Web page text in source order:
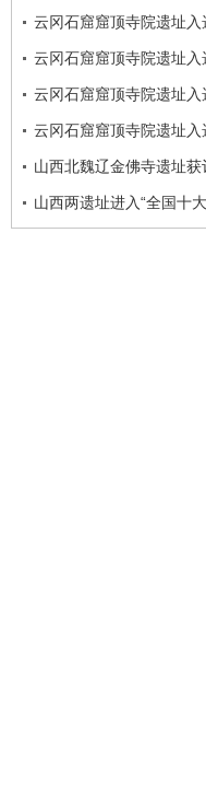
云冈石窟窟顶寺院遗址入
云冈石窟窟顶寺院遗址入
云冈石窟窟顶寺院遗址入
云冈石窟窟顶寺院遗址入
山西北魏辽金佛寺遗址
山西两遗址进入“全国十